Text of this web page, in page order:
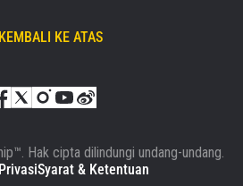
KEMBALI KE ATAS
Hak cipta dilindungi undang-undang.
Syarat & Ketentuan